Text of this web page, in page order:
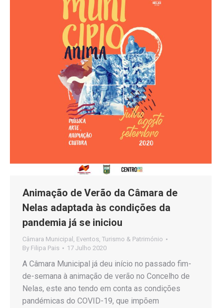
Animação de Verão da Câmara de
Nelas adaptada às condições da
pandemia já se iniciou
Câmara Municipal , Eventos, Turismo & Património
By Filipa Pais 17 Julho 2020
A Câmara Municipal já deu início no passado fim-
de-semana à animação de verão no Concelho de
Nelas, este ano tendo em conta as condições
pandémicas do COVID-19, que impõem